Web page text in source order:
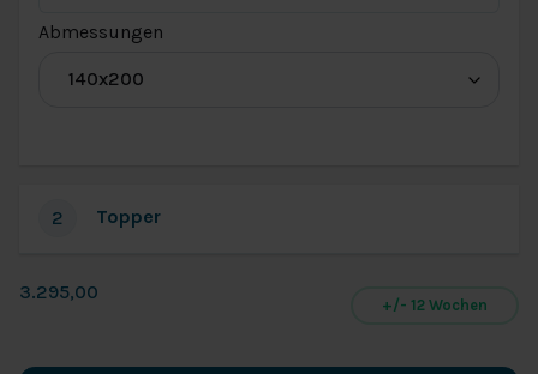
Abmessungen
2 Topper
3.295,00
+/- 12 Wochen